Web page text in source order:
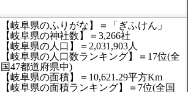
【岐阜県のふりがな】＝「ぎふけん」
【岐阜県の神社数】＝3,266社
【岐阜県の人口】＝2,031,903人
【岐阜県の人口数ランキング】＝17位(全
国47都道府県中)
【岐阜県の面積】＝10,621.29平方Km
【岐阜県の面積ランキング】＝7位(全国